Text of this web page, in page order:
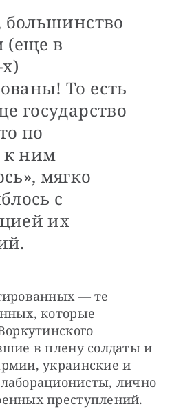
большинство
(еще в
То есть
государство
по
ним
мягко
с
их
— те
которые
в плену солдаты и
украинские и
лично
преступлений.